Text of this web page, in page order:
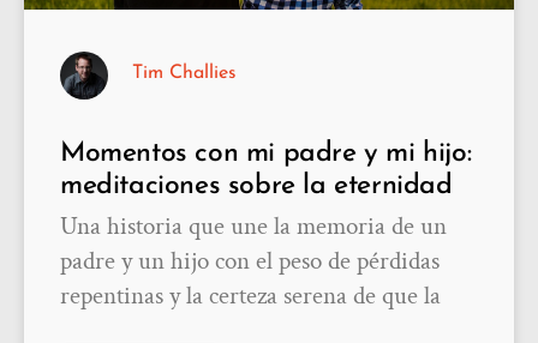
Momentos con mi padre y mi hijo:
meditaciones sobre la eternidad
Una historia que une la memoria de un
padre y un hijo con el peso de pérdidas
repentinas y la certeza serena de que la
Tim Challies